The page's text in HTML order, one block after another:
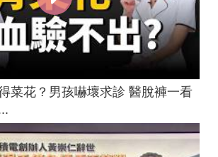
菜花？男孩嚇壞求診 醫脫褲一看